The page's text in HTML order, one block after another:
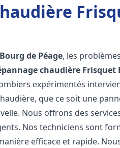
Bourg de Péage, les
chaudière Frisquet
expérimentés
que ce soit une
Nous offrons des
Nos techniciens sont
efficace et rapide.